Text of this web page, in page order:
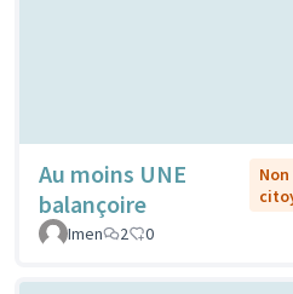
Au moins UNE
balançoire
Imen
2 0